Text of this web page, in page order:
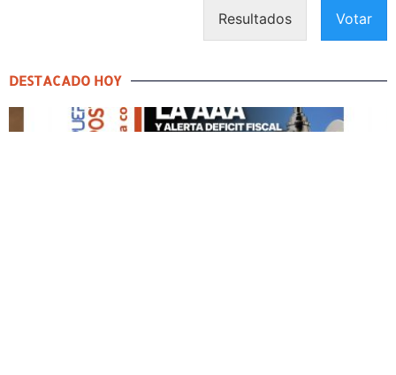
Resultados Votar
DESTACADO HOY